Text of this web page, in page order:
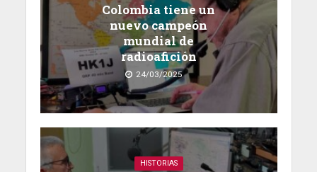
Colombia tiene un
nuevo campeón
mundial de
radioafición
24/03/2025
HISTORIAS